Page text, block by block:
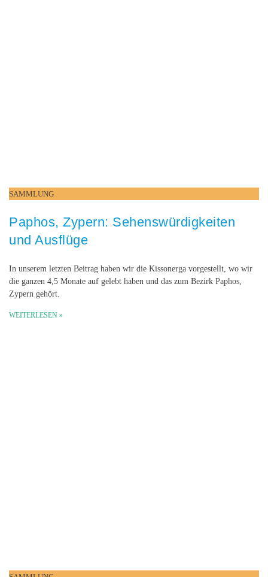
SAMMLUNG
Paphos, Zypern: Sehenswürdigkeiten
und Ausflüge
In unserem letzten Beitrag haben wir die Kissonerga vorgestellt, wo wir
die ganzen 4,5 Monate auf gelebt haben und das zum Bezirk Paphos,
Zypern gehört.
WEITERLESEN »